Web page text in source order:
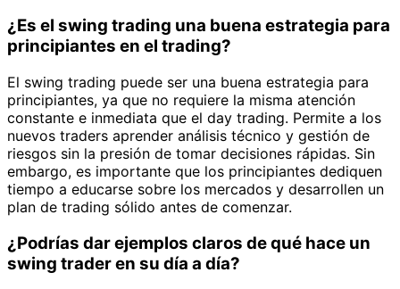
¿Es el swing trading una buena estrategia para
principiantes en el trading?
El swing trading puede ser una buena estrategia para
principiantes, ya que no requiere la misma atención
constante e inmediata que el day trading. Permite a los
nuevos traders aprender análisis técnico y gestión de
riesgos sin la presión de tomar decisiones rápidas. Sin
embargo, es importante que los principiantes dediquen
tiempo a educarse sobre los mercados y desarrollen un
plan de trading sólido antes de comenzar.
¿Podrías dar ejemplos claros de qué hace un
swing trader en su día a día?